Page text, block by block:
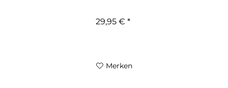
29,95 € *
Merken